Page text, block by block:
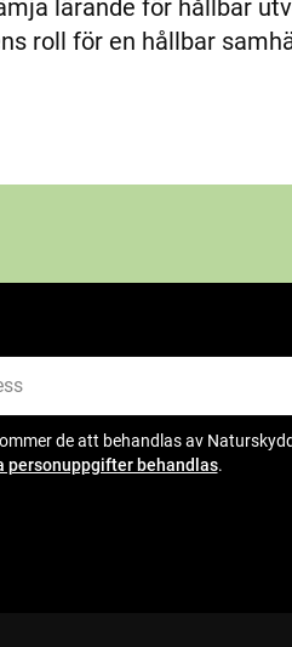
lärande för hållbar
roll för en hållbar
de att behandlas av
personuppgifter behandlas.